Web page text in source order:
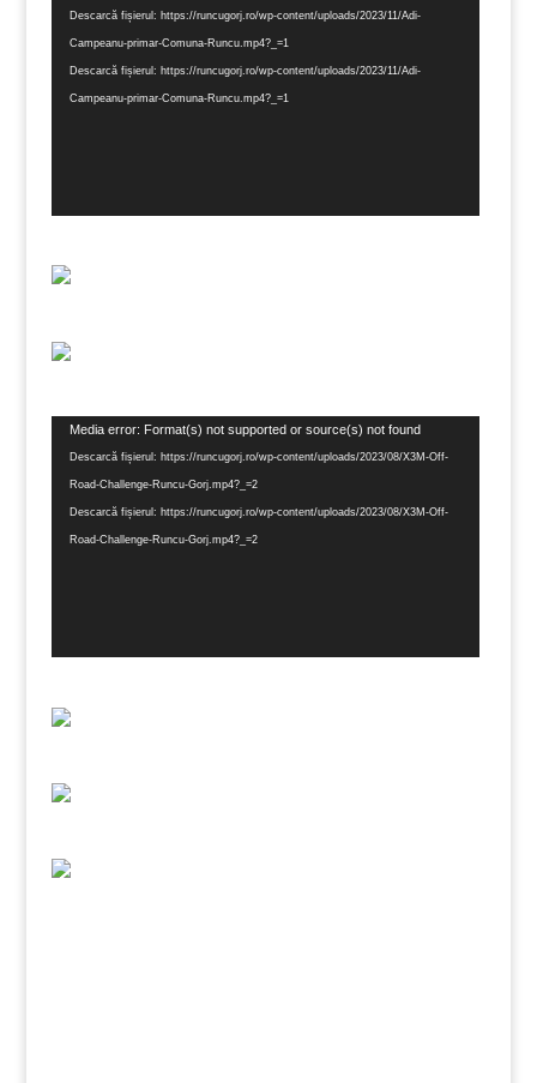
video
Descarcă fișierul: https://runcugorj.ro/wp-content/uploads/2023/11/Adi-
Campeanu-primar-Comuna-Runcu.mp4?_=1
Descarcă fișierul: https://runcugorj.ro/wp-content/uploads/2023/11/Adi-
Campeanu-primar-Comuna-Runcu.mp4?_=1
Player
video
Media error: Format(s) not supported or source(s) not found
Descarcă fișierul: https://runcugorj.ro/wp-content/uploads/2023/08/X3M-Off-
Road-Challenge-Runcu-Gorj.mp4?_=2
Descarcă fișierul: https://runcugorj.ro/wp-content/uploads/2023/08/X3M-Off-
Road-Challenge-Runcu-Gorj.mp4?_=2